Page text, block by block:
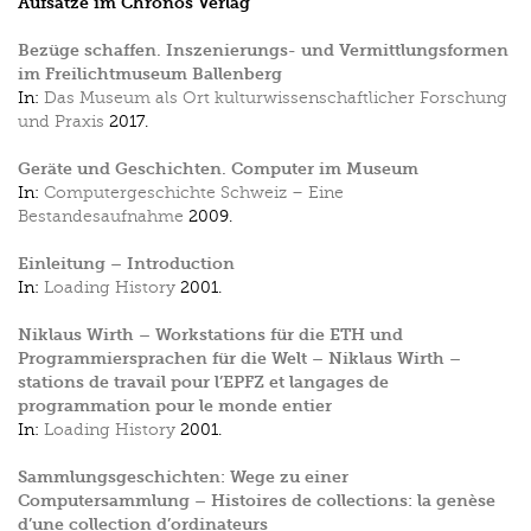
Bezüge schaffen. Inszenierungs- und Vermittlungsformen
im Freilichtmuseum Ballenberg
In: Das Museum als Ort kulturwissenschaftlicher Forschung
und Praxis 2017.
Geräte und Geschichten. Computer im Museum
In: Computergeschichte Schweiz – Eine
Bestandesaufnahme 2009.
Einleitung – Introduction
In: Loading History 2001.
Niklaus Wirth – Workstations für die ETH und
Programmiersprachen für die Welt – Niklaus Wirth –
stations de travail pour l’EPFZ et langages de
programmation pour le monde entier
In: Loading History 2001.
Sammlungsgeschichten: Wege zu einer
Computersammlung – Histoires de collections: la genèse
d’une collection d’ordinateurs